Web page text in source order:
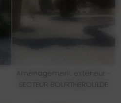
Aménagement extérieur -
SECTEUR BOURTHEROULDE